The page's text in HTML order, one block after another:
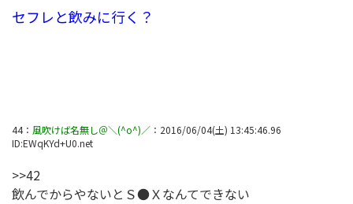
セフレと飲みに行く？
44： 風吹けば名無し＠＼(^o^)／ ： 2016/06/04(土) 13:45:46.96
ID:EWqKYd+U0.net
>>42
飲んでからやないとＳ●Ｘなんてできない